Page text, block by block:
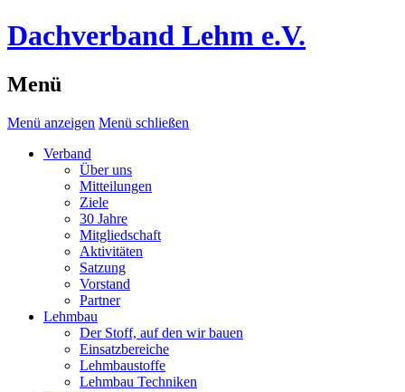
Dachverband Lehm e.V.
Menü
Menü anzeigen Menü schließen
Verband
Über uns
Mitteilungen
Ziele
30 Jahre
Mitgliedschaft
Aktivitäten
Satzung
Vorstand
Partner
Lehmbau
Der Stoff, auf den wir bauen
Einsatzbereiche
Lehmbaustoffe
Lehmbau Techniken